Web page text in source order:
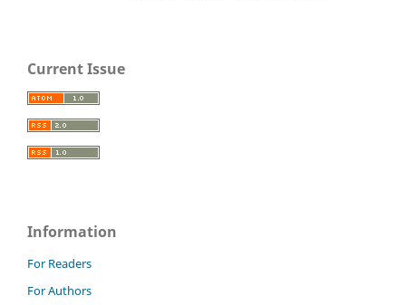
Current Issue
Information
For Readers
For Authors